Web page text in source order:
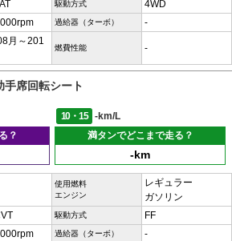
駆動方式 4WD
過給器（ターボ） -
月～201
燃費性能 -
席回転シート
10・15
-km/L
？
満タンでどこまで走る？
-km
使用燃料
エンジン
レギュラー
ガソリン
駆動方式 FF
過給器（ターボ） -